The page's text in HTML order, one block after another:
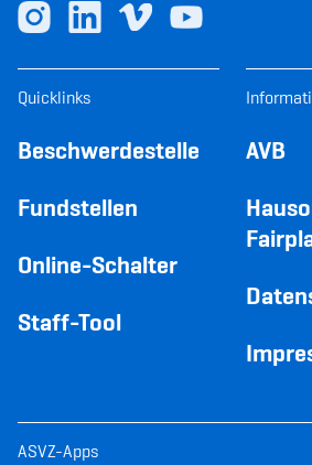
Quicklinks
Beschwerdestelle
Fundstellen
Online-Schalter
Staff-Tool
AVB
ASVZ-Apps